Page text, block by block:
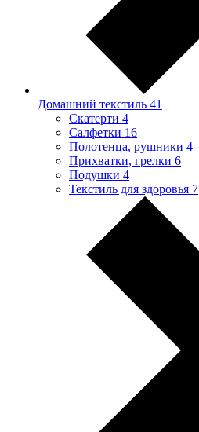
Домашний текстиль 41
Скатерти 4
Салфетки 16
Полотенца, рушники 4
Прихватки, грелки 6
Подушки 4
Текстиль для здоровья 7